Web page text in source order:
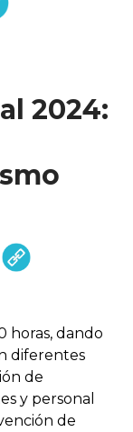
2024:
horas, dando
diferentes
de
y personal
de